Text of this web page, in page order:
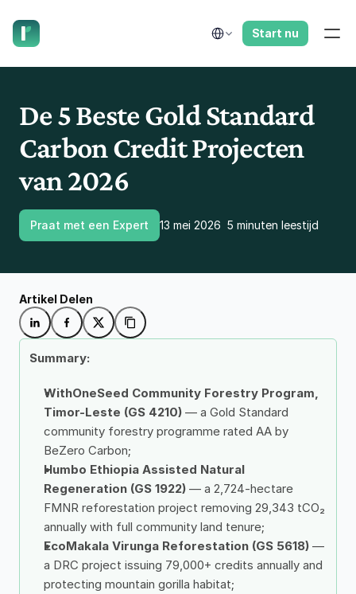
Select Language
Start nu
De 5 Beste Gold Standard
Carbon Credit Projecten
van 2026
Praat met een Expert 13 mei 2026 5 minuten leestijd
Summary:
WithOneSeed Community Forestry Program,
Timor-Leste (GS 4210) — a Gold Standard
community forestry programme rated AA by
BeZero Carbon;
Humbo Ethiopia Assisted Natural
Regeneration (GS 1922) — a 2,724-hectare
FMNR reforestation project removing 29,343 tCO₂
annually with full community land tenure;
EcoMakala Virunga Reforestation (GS 5618) —
a DRC project issuing 79,000+ credits annually and
protecting mountain gorilla habitat;
Artikel Delen